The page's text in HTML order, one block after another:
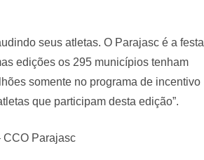
seus atletas. O Parajasc é a festa
edições os 295 municípios tenham
somente no programa de incentivo
que participam desta edição”.
CCO Parajasc